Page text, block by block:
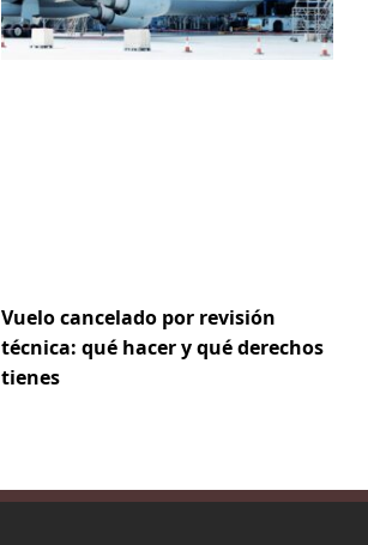
Vuelo cancelado por revisión
técnica: qué hacer y qué derechos
tienes